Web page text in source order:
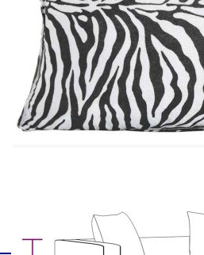
Дълбочина на
Височина на седалката
Включени две
Размери на
Максимален капацитет
кг